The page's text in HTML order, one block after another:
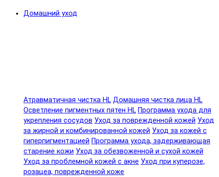
Домашний уход
Атравматичная чистка HL Домашняя чистка лица HL
Осветление пигментных пятен HL Программа ухода для
укрепления сосудов Уход за поврежденной кожей Уход
за жирной и комбинированной кожей Уход за кожей с
гиперпигментацией Программа ухода, задерживающая
старение кожи Уход за обезвоженной и сухой кожей
Уход за проблемной кожей с акне Уход при куперозе,
розацеа, поврежденной коже